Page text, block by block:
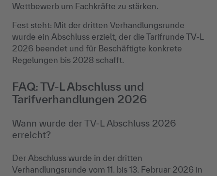
Wettbewerb um Fachkräfte zu stärken.
Fest steht: Mit der dritten Verhandlungsrunde
wurde ein Abschluss erzielt, der die Tarifrunde TV-L
2026 beendet und für Beschäftigte konkrete
Regelungen bis 2028 schafft.
FAQ: TV-L Abschluss und
Tarifverhandlungen 2026
Wann wurde der TV-L Abschluss 2026
erreicht?
Der Abschluss wurde in der dritten
Verhandlungsrunde vom 11. bis 13. Februar 2026 in